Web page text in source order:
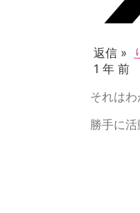
返信 »
1 年 前
それはわ
勝手に活